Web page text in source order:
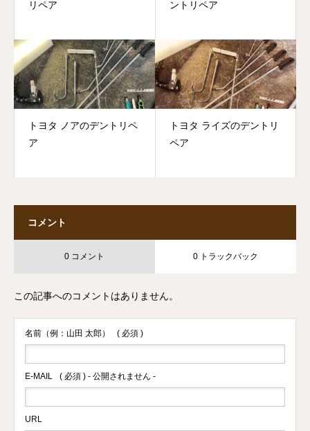
リペア ントリペア
トヨタ ノアのデントリペ
ア
トヨタ ライズのデントリ
ペア
コメント
0 コメント 0 トラックバック
この記事へのコメントはありません。
名前（例：山田 太郎） ( 必須 )
E-MAIL ( 必須 ) - 公開されません -
URL